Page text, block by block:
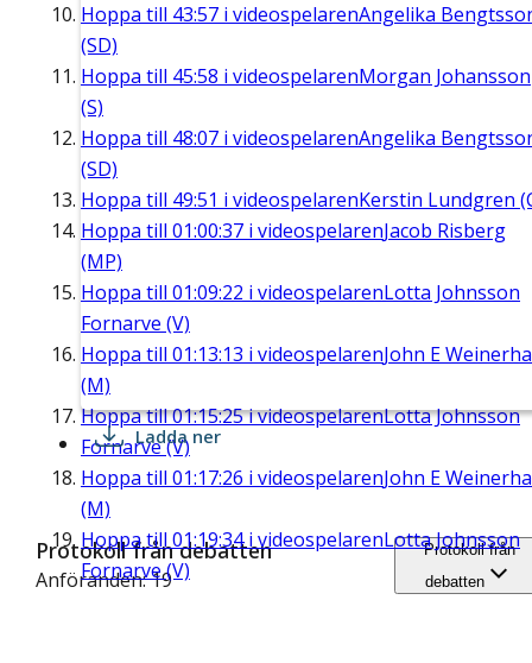
Hoppa till 43:57 i videospelarenAngelika
(SD)
Hoppa till 45:58 i videospelarenMorgan Johansson
(S)
Hoppa till 48:07 i videospelarenAngelika
(SD)
Hoppa till 49:51 i videospelarenKerstin Lundgren
Hoppa till 01:00:37 i videospelarenJacob Risberg
(MP)
Hoppa till 01:09:22 i videospelarenLotta Johnsson
Fornarve (V)
Hoppa till 01:13:13 i videospelarenJohn E
(M)
Hoppa till01:15:25i videospelarenLotta Johnsson
Fornarve (V)
Hoppa till 01:17:26 i videospelarenJohn E
(M)
Hoppa till 01:19:34i videospelarenLotta Johnsson
Fornarve (V)
Ladda ner
Protokoll från debatten
Anföranden: 19
Protokoll från
debatten